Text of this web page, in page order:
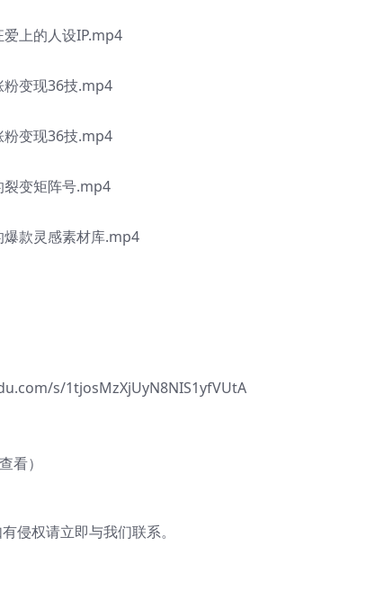
上的人设IP.mp4
变现36技.mp4
变现36技.mp4
变矩阵号.mp4
款灵感素材库.mp4
s/1tjosMzXjUyN8NIS1yfVUtA
）
权请立即与我们联系。